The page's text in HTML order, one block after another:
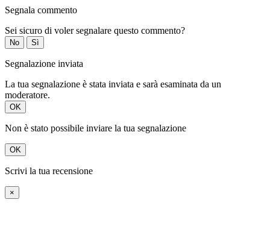
Segnala commento
Sei sicuro di voler segnalare questo commento?
No Sì
Segnalazione inviata
La tua segnalazione è stata inviata e sarà esaminata da un
moderatore.
OK
Non è stato possibile inviare la tua segnalazione
OK
Scrivi la tua recensione
×